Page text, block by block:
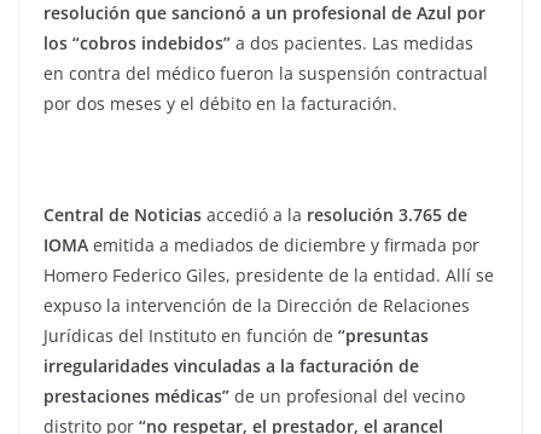
resolución que sancionó a un profesional de Azul por
los “cobros indebidos” a dos pacientes. Las medidas
en contra del médico fueron la suspensión contractual
por dos meses y el débito en la facturación.
Central de Noticias accedió a la resolución 3.765 de
IOMA emitida a mediados de diciembre y firmada por
Homero Federico Giles, presidente de la entidad. Allí se
expuso la intervención de la Dirección de Relaciones
Jurídicas del Instituto en función de “presuntas
irregularidades vinculadas a la facturación de
prestaciones médicas” de un profesional del vecino
distrito por “no respetar, el prestador, el arancel